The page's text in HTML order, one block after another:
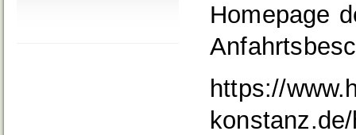
Homepage
https://